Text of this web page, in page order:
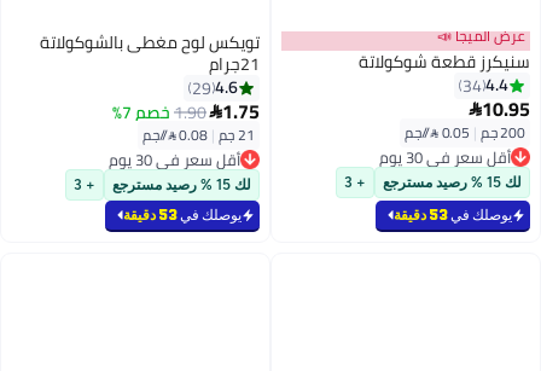
عرض الميجا 📣
سنيكرز قطعة شوكولاتة
4.4
34
10.95
200 جم |
أقل سعر في 30 يوم
أقل سعر في 30 يوملك 15 % رصيد مسترجع + 3
يوصلك في53 دقيقة
تويكس لوح مغطى بالشوكولاتة
21جرام
4.6
29
1.75
1.90خصم 7%
21 جم |0.08 /⁨/جم⁩
أقل سعر في 30 يوم
أقل سعر في 30 يوملك 15 % رصيد مسترجع + 3
يوصلك في53 دقيقة